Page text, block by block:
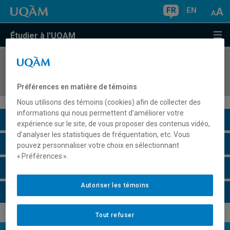
FR EN
Étudier à l'UQAM
COURS//
Description du cours
Horaire - Été 2026
Préférences en matière de témoins
Nous utilisons des témoins (cookies) afin de collecter des
informations qui nous permettent d’améliorer votre
expérience sur le site, de vous proposer des contenus vidéo,
d’analyser les statistiques de fréquentation, etc. Vous
pouvez personnaliser votre choix en sélectionnant
« Préférences ».
Tout refuser
Autoriser les témoins